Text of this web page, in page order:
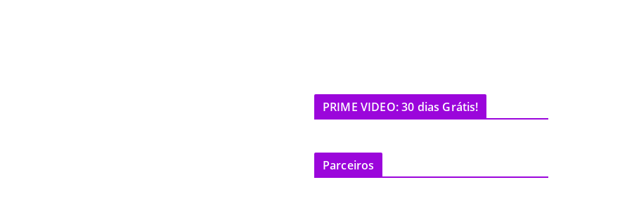
PRIME VIDEO: 30 dias Grátis!
Parceiros